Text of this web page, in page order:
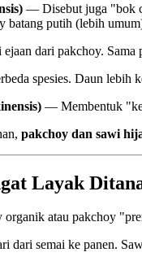
— Disebut juga "bok
batang putih (lebih
dari pakchoy. Sama
spesies. Daun lebih
— Membentuk
pakchoy dan sawi
Layak
organik atau pakchoy
dari semai ke panen.